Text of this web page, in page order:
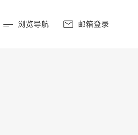
浏览导航 邮箱登录